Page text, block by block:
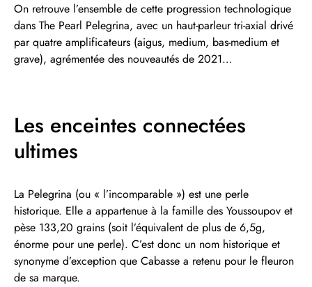
On retrouve l’ensemble de cette progression technologique
dans The Pearl Pelegrina, avec un haut-parleur tri-axial drivé
par quatre amplificateurs (aigus, medium, bas-medium et
grave), agrémentée des nouveautés de 2021…
Les enceintes connectées
ultimes
La Pelegrina (ou « l’incomparable ») est une perle
historique. Elle a appartenue à la famille des Youssoupov et
pèse 133,20 grains (soit l’équivalent de plus de 6,5g,
énorme pour une perle). C’est donc un nom historique et
synonyme d’exception que Cabasse a retenu pour le fleuron
de sa marque.